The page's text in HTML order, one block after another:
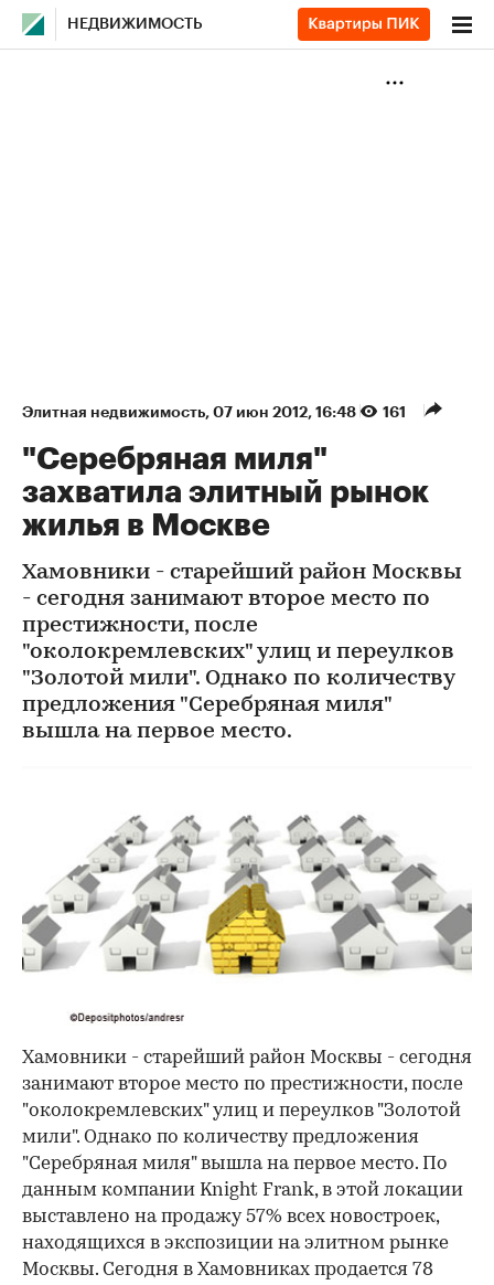
НЕДВИЖИМОСТЬ
Элитная недвижимость⁠, 07 июн 2012, 16:48 161
"Серебряная миля"
захватила элитный рынок
жилья в Москве
Хамовники - старейший район Москвы
- сегодня занимают второе место по
престижности, после
"околокремлевских" улиц и переулков
"Золотой мили". Однако по количеству
предложения "Серебряная миля"
вышла на первое место.
Хамовники - старейший район Москвы - сегодня
занимают второе место по престижности, после
"околокремлевских" улиц и переулков "Золотой
мили". Однако по количеству предложения
"Серебряная миля" вышла на первое место. По
данным компании Knight Frank, в этой локации
выставлено на продажу 57% всех новостроек,
находящихся в экспозиции на элитном рынке
Москвы. Сегодня в Хамовниках продается 78